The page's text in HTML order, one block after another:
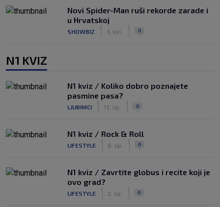
Novi Spider-Man ruši rekorde zarade i
u Hrvatskoj
SHOWBIZ 3. kol. 0
N1 KVIZ
N1 kviz / Koliko dobro poznajete
pasmine pasa?
LJUBIMCI 13. lip. 0
N1 kviz / Rock & Roll
LIFESTYLE 8. lip. 0
N1 kviz / Zavrtite globus i recite koji je
ovo grad?
LIFESTYLE 2. lip. 0